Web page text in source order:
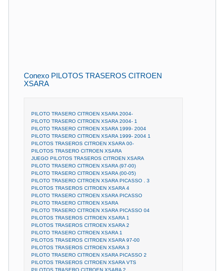
Conexo PILOTOS TRASEROS CITROEN
XSARA
PILOTO TRASERO CITROEN XSARA 2004-
PILOTO TRASERO CITROEN XSARA 2004- 1
PILOTO TRASERO CITROEN XSARA 1999- 2004
PILOTO TRASERO CITROEN XSARA 1999- 2004 1
PILOTOS TRASEROS CITROEN XSARA 00-
PILOTOS TRASERO CITROEN XSARA
JUEGO PILOTOS TRASEROS CITROEN XSARA
PILOTO TRASERO CITROEN XSARA (97-00)
PILOTO TRASERO CITROEN XSARA (00-05)
PILOTO TRASERO CITROEN XSARA PICASSO . 3
PILOTOS TRASEROS CITROEN XSARA 4
PILOTO TRASERO CITROEN XSARA PICASSO
PILOTO TRASERO CITROEN XSARA
PILOTO TRASERO CITROEN XSARA PICASSO 04
PILOTOS TRASEROS CITROEN XSARA 1
PILOTOS TRASEROS CITROEN XSARA 2
PILOTO TRASERO CITROEN XSARA 1
PILOTOS TRASEROS CITROEN XSARA 97-00
PILOTOS TRASEROS CITROEN XSARA 3
PILOTO TRASERO CITROEN XSARA PICASSO 2
PILOTOS TRASEROS CITROEN XSARA VTS
PILOTOS TRASERO CITROEN XSARA 2